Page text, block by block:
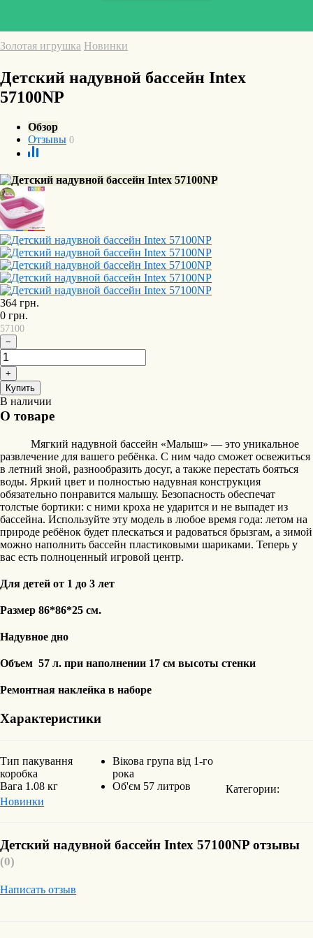
Золотая игрушка Новинки
Детский надувной бассейн Intex
57100NP
Обзор
Отзывы 0
364 грн.
0 грн.
57100
−
+
Купить
В наличии
О товаре
Мягкий надувной бассейн «Малыш» — это уникальное
развлечение для вашего ребёнка. С ним чадо сможет освежиться
в летний зной, разнообразить досуг, а также перестать бояться
воды. Яркий цвет и полностью надувная конструкция
обязательно понравится малышу. Безопасность обеспечат
толстые бортики: с ними кроха не ударится и не выпадет из
бассейна. Используйте эту модель в любое время года: летом на
природе ребёнок будет плескаться и радоваться брызгам, а зимой
можно наполнить бассейн пластиковыми шариками. Теперь у
вас есть полноценный игровой центр.
Для детей от 1 до 3 лет
Размер 86*86*25 см.
Надувное дно
Объем 57 л. при наполнении 17 см высоты стенки
Ремонтная наклейка в наборе
Характеристики
Тип пакування
коробка
Вікова група від 1-го
рока
Вага 1.08 кг Об'єм 57 литров
Категории:
Новинки
Детский надувной бассейн Intex 57100NP отзывы
(0)
Написать отзыв